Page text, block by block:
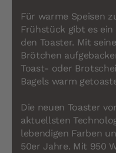
Für warme Speisen
Frühstück gibt es ein
den Toaster. Mit
Brötchen
Toast- oder
Bagels warm
Die neuen Toaster
aktuellsten
lebendigen Farben
50er Jahre. Mit 950